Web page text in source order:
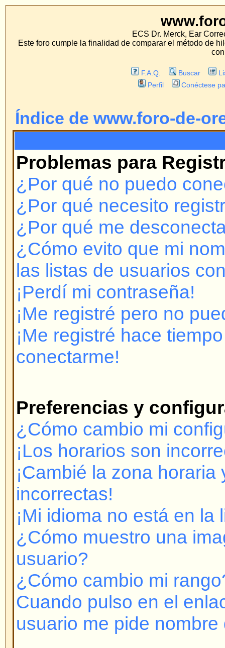
www.foro-de-
ECS Dr. Merck, Ear Correction System,
Este foro cumple la finalidad de comparar el método de hilo con los
con estos métodos.
Lista de Miembros
Índice de www.foro-de-orejas.com
Problemas para Registrarse y
¿Por qué necesito registrarme?
¿Por qué me desconecta
¿Cómo evito que mi nombre de
las listas de usuarios
¡Perdí mi contraseña!
¡Me registré pero no puedo
¡Me registré hace tiempo pero
conectarme!
Preferencias y configuración
¿Cómo cambio mi
¡Los horarios son incorrectos!
¡Cambié la zona horaria y las
¡Mi idioma no está en la lista!
¿Cómo muestro una imagen
usuario?
¿Cómo cambio mi rango?
Cuando pulso en el enlace para
usuario me pide nombre de
Problemas con los mensajes
¿Cómo creo un mensaje en un
¿Cómo modifico o borro un
¿Cómo adoso mi firma a mis
¿Cómo creo una encuesta?
¿Cómo modifico o borro una
¿Por qué no puedo acceder a
¿Por qué no puedo votar en